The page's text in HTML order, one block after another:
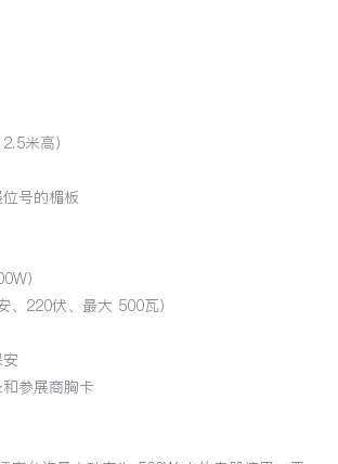
米高）
号的楣板
）
、220伏、最大 500瓦）
参展商胸卡